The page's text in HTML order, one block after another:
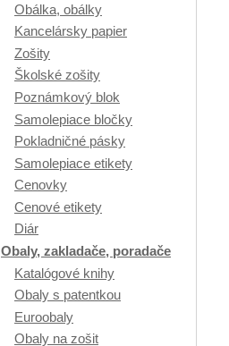
Obálka, obálky
Kancelársky papier
Zošity
Školské zošity
Poznámkový blok
Samolepiace bločky
Pokladničné pásky
Samolepiace etikety
Cenovky
Cenové etikety
Diár
Obaly, zakladače, poradače
Katalógové knihy
Obaly s patentkou
Euroobaly
Obaly na zošit